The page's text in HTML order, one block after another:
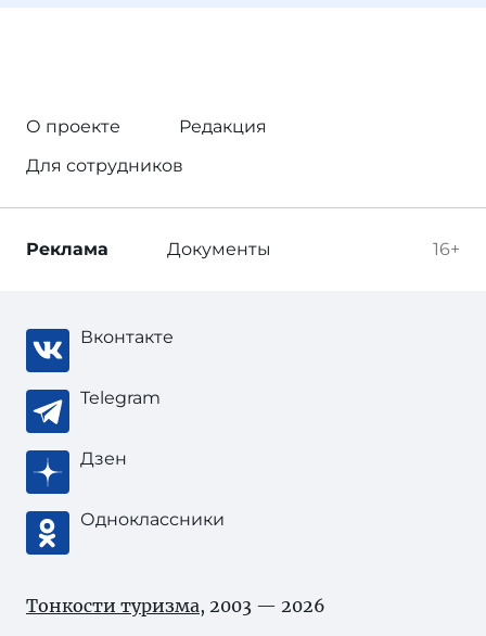
О проекте
Редакция
Для сотрудников
16+
Реклама Документы
Вконтакте
Telegram
Дзен
Одноклассники
Тонкости туризма, 2003 — 2026